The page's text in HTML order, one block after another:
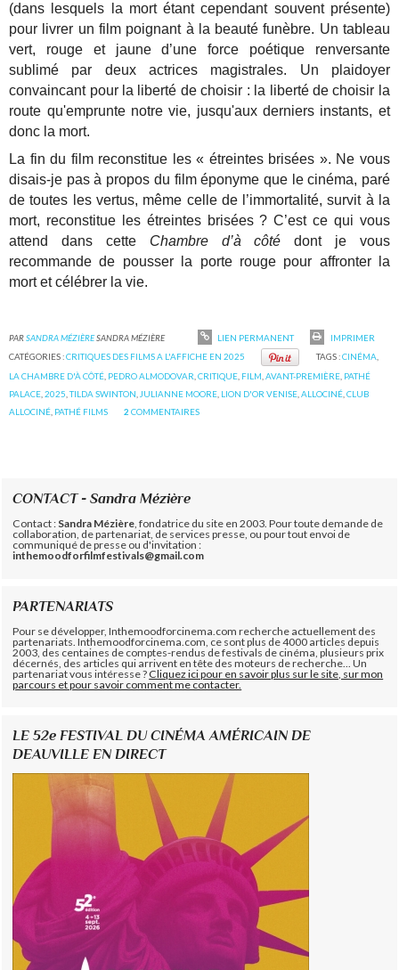
(dans lesquels la mort étant cependant souvent présente)
pour livrer un film poignant à la beauté funèbre. Un tableau
vert, rouge et jaune d’une force poétique renversante
sublimé par deux actrices magistrales. Un plaidoyer
convaincant pour la liberté de choisir : la liberté de choisir la
route qu'emprunte notre vie, jusqu'aux derniers instants, et
donc la mort.
La fin du film reconstitue les « étreintes brisées ». Ne vous
disais-je pas à propos du film éponyme que le cinéma, paré
de toutes les vertus, même celle de l’immortalité, survit à la
mort, reconstitue les étreintes brisées ? C’est ce qui vous
attend dans cette Chambre d’à côtédont je vous
recommande de pousser la porte rouge pour affronter la
mort et célébrer la vie.
PARSANDRA MÉZIÈRESANDRA MÉZIÈRE LIEN PERMANENT
IMPRIMER
CATÉGORIES :CRITIQUES DES FILMS A L'AFFICHE EN 2025 TAGS :CINÉMA
LA CHAMBRE D'À CÔTÉ, PEDRO ALMODOVAR,CRITIQUE, FILM,AVANT-PREMIÈRE, PATHÉ
PALACE,2025,TILDA SWINTON,JULIANNE MOORE, LION D'OR VENISE,ALLOCINÉ,CLUB
ALLOCINÉ, PATHÉ FILMS 2 COMMENTAIRES
CONTACT - Sandra Mézière
Contact : Sandra Mézière , fondatrice du site en 2003. Pour toute demande de
collaboration, de partenariat, de services presse, ou pour tout envoi de
communiqué de presse ou d'invitation :
inthemoodforfilmfestivals@gmail.com
PARTENARIATS
Pour se développer, Inthemoodforcinema.com recherche actuellement des
partenariats. Inthemoodforcinema.com, ce sont plus de 4000 articles depuis
2003, des centaines de comptes-rendus de festivals de cinéma, plusieurs prix
décernés, des articles qui arrivent en tête des moteurs de recherche... Un
partenariat vous intéresse ?Cliquez ici pour en savoir plus sur le site, sur mon
parcours et pour savoir comment me contacter.
LE 52e FESTIVAL DU CINÉMA AMÉRICAIN DE
DEAUVILLE EN DIRECT